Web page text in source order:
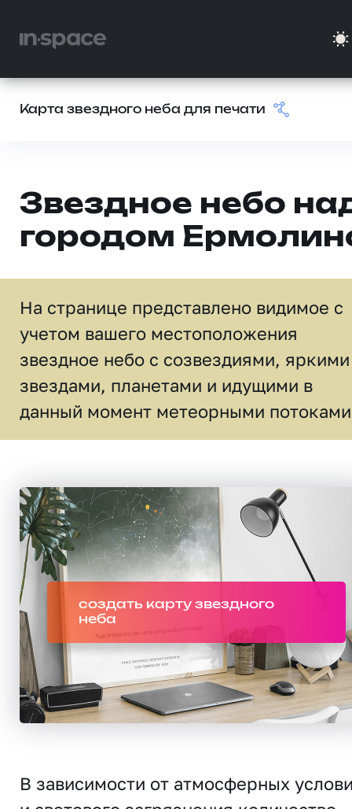
Карта звездного неба для печати
Звездное небо
городом
На странице представлено видимое c
учетом вашего местоположения
звездное небо c созвездиями, яркими
звездами, планетами и идущими в
данный момент метеорными
создать карту звездного
неба
В зависимости от атмосферных